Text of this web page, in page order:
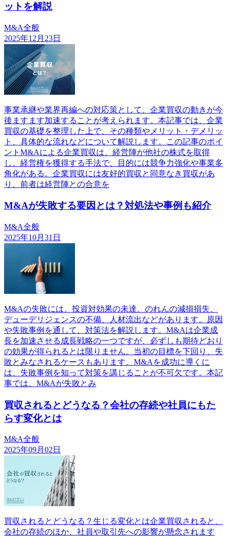
ットを解説
M&A全般
2025年12月23日
事業承継や業界再編への対応策として、企業買収の動きが今
後ますます加速することが考えられます。本記事では、企業
買収の基礎を整理した上で、その種類やメリット・デメリッ
ト、具体的な流れなどについて解説します。この記事のポイ
ントM&Aによる企業買収は、経営陣が他社の株式を取得
し、経営権を獲得する手法で、目的には競争力強化や事業多
角化がある。企業買収には友好的買収と同意なき買収があ
り、前者は経営陣との合意を
M&Aが失敗する要因とは？対処法や事例も紹介
M&A全般
2025年10月31日
M&Aの失敗には、投資対効果の未達、のれんの減損損失、
デューデリジェンスの不備、人材流出などがあります。原因
や失敗事例を通して、対策法を解説します。M&Aは企業成
長を加速させる成長戦略の一つですが、必ずしも期待どおり
の効果が得られるとは限りません。当初の目標を下回り、失
敗とみなされるケースもあります。M&Aを成功に導くに
は、失敗事例を知って対策を講じることが不可欠です。本記
事では、M&Aが失敗とみ
買収されるとどうなる？会社の存続や社員にもた
らす変化とは
M&A全般
2025年09月02日
買収されるとどうなる？生じる変化とは企業買収されると、
会社の存続のほか、社員や取引先への影響が懸念されます